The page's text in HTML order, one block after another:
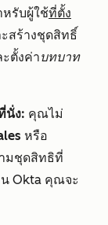
หรับผู้ใช้ที่ตั้ง
สร้างชุดสิทธิ์
ตั้งค่าบทบาท
นั่ง: คุณไม่
หรือ
มชุดสิทธิที่
Okta คุณจะ